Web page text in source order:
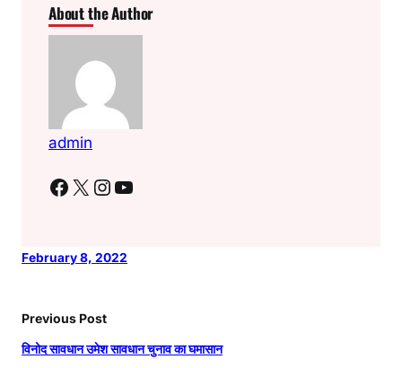
About the Author
admin
Facebook X Instagram YouTube
February 8, 2022
Previous Post
विनोद सावधान उमेश सावधान चुनाव का घमासान